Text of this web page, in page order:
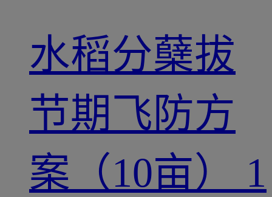
水稻分蘖拔
节期飞防方
案（10亩） 1